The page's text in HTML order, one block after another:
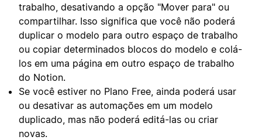
trabalho, desativando a opção "Mover para" ou
compartilhar. Isso significa que você não poderá
duplicar o modelo para outro espaço de trabalho
ou copiar determinados blocos do modelo e colá-
los em uma página em outro espaço de trabalho
do Notion.
Se você estiver no Plano Free, ainda poderá usar
ou desativar as automações em um modelo
duplicado, mas não poderá editá-las ou criar
novas.